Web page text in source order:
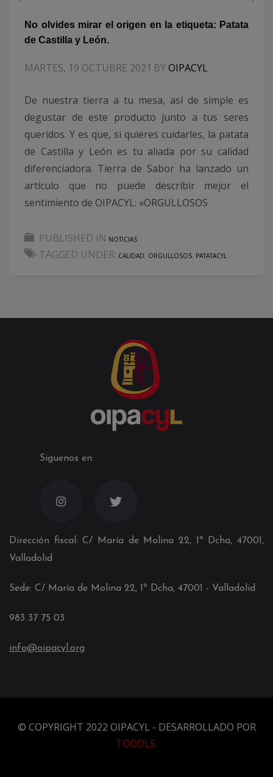
No olvides mirar el origen en la etiqueta: Patata
de Castilla y León.
MARTES, 19 OCTUBRE 2021 BYOIPACYL
De nuestra tierra a tu mesa, así de simple es
degustar de este producto junto a tus seres
queridos. Y es que, si quieres cuidarles, la patata
de Castilla y León es tu aliada por su calidad
diferenciadora. Tierra de Sabor ha lanzado un
artículo que no puede describir mejor el
sentimiento de OIPACYL: «ORGULLOSOS
PUBLISHED IN NOTICIAS
TAGGED UNDER: CALIDAD, ORGULLOSOS, PATATACYL
Siguenos en:
Dirección fiscal: C/ María de Molina 22, 1º Dcha, 47001,
Valladolid
Sede: C/ María de Molina 22, 1º Dcha, 4700 - Valladolid
983 37 75 03
info@oipacyl.org
© COPYRIGHT 2022 OIPACYL - DESARROLLADO POR
TOOOLS.